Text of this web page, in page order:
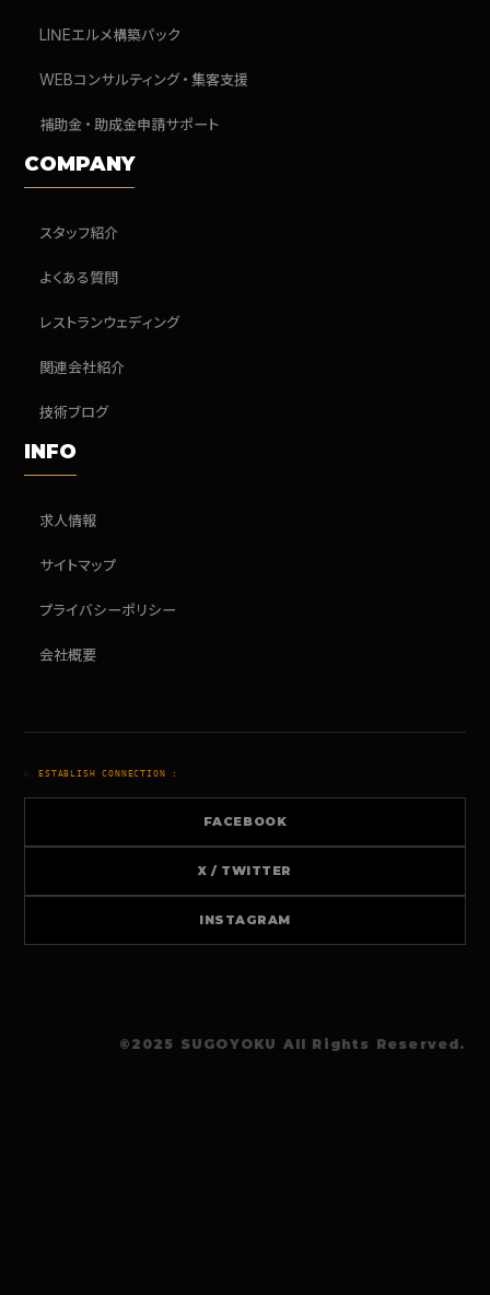
LINEエルメ構築パック
WEBコンサルティング・集客支援
補助金・助成金申請サポート
COMPANY
スタッフ紹介
よくある質問
レストランウェディング
関連会社紹介
技術ブログ
INFO
求人情報
サイトマップ
プライバシーポリシー
会社概要
ESTABLISH CONNECTION :
FACEBOOK
X / TWITTER
INSTAGRAM
©︎2025 SUGOYOKU All Rights Reserved.